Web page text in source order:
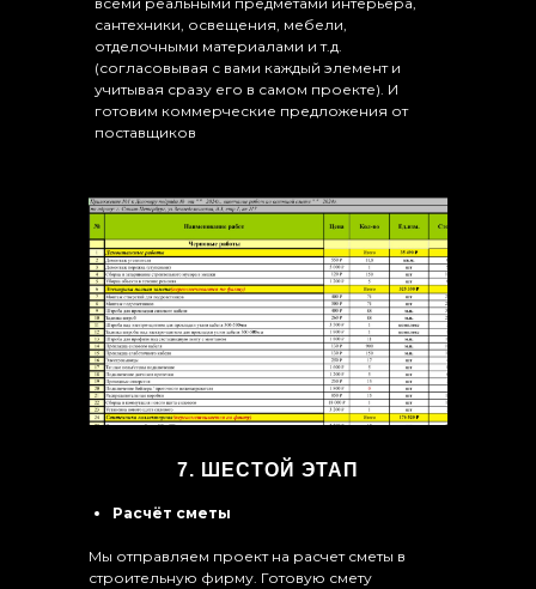
сантехники, освещения, мебели,
отделочными материалами и т.д.
(согласовывая с вами каждый элемент и
учитывая сразу его в самом проекте). И
готовим коммерческие предложения от
поставщиков
7. ШЕСТОЙ ЭТАП
Расчёт сметы
Мы отправляем проект на расчет сметы в
строительную фирму. Готовую смету